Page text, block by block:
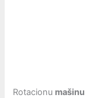
Rotacionu mašinu